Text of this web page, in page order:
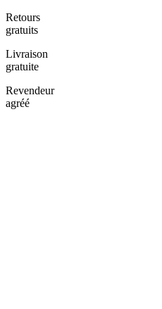
Retours
gratuits
Livraison
gratuite
Revendeur
agréé